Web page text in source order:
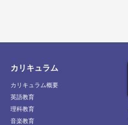
カリキュラム
カリキュラム概要
英語教育
理科教育
音楽教育